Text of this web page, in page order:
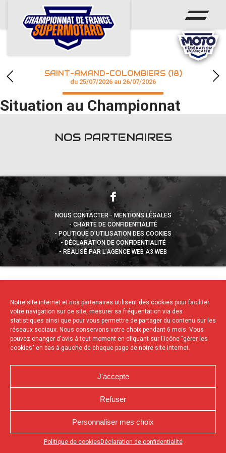
Notre site internet et nos partenaires utilisent des cookies pour faciliter
votre navigation sur ce site, mesurer sa fréquentation via des
statistiques ainsi que pour vous permettre de partager du contenu sur les
réseaux sociaux. Nous conservons votre choix pendant 6 mois. Vous
pouvez changer d'avis à tout moment en cliquant sur l'icône "gérer les
cookies" en bas à gauche de chaque page de notre site internet.
J'accepte
Refuser
Personnaliser mes choix
Politique de cookies Déclaration de confidentialité
Appuyez sur le bouton partager en bas de votre
ACCUEIL
ACTUS
CALENDRIER
CHAMPIONNAT
RÉSULTATS
SAINT-AMAND-COLOMBIERS (18)
du 25/07/2026 au 26/07/2026
Situation au Championnat
NOS PARTENAIRES
NOUS CONTACTER
MENTIONS LÉGALES
CHARTE DE CONFIDENTIALITÉ
POLITIQUE D’UTILISATION DES COOKIES
DÉCLARATION DE CONFIDENTIALITÉ
RÉALISÉ PAR L’AGENCE WEB A3 WEB